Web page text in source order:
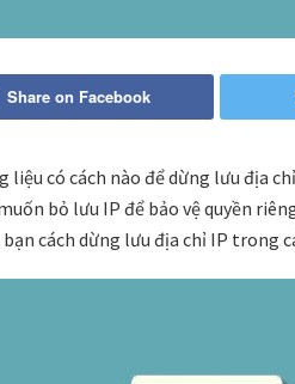
Share on Facebook
liệu có cách nào để dừng lưu địa
bỏ lưu IP để bảo vệ quyền
cách dừng lưu địa chỉ IP trong